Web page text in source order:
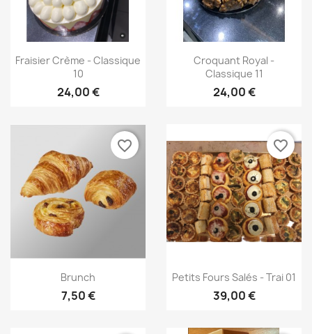
Aperçu rapide
Fraisier Crème - Classique
10
24,00 €
Aperçu rapide
Croquant Royal -
Classique 11
24,00 €
Aperçu rapide
Brunch
7,50 €
favorite_border
 Aperçu rapide
Petits Fours Salés - Trai 01
39,00 €
favorite_border